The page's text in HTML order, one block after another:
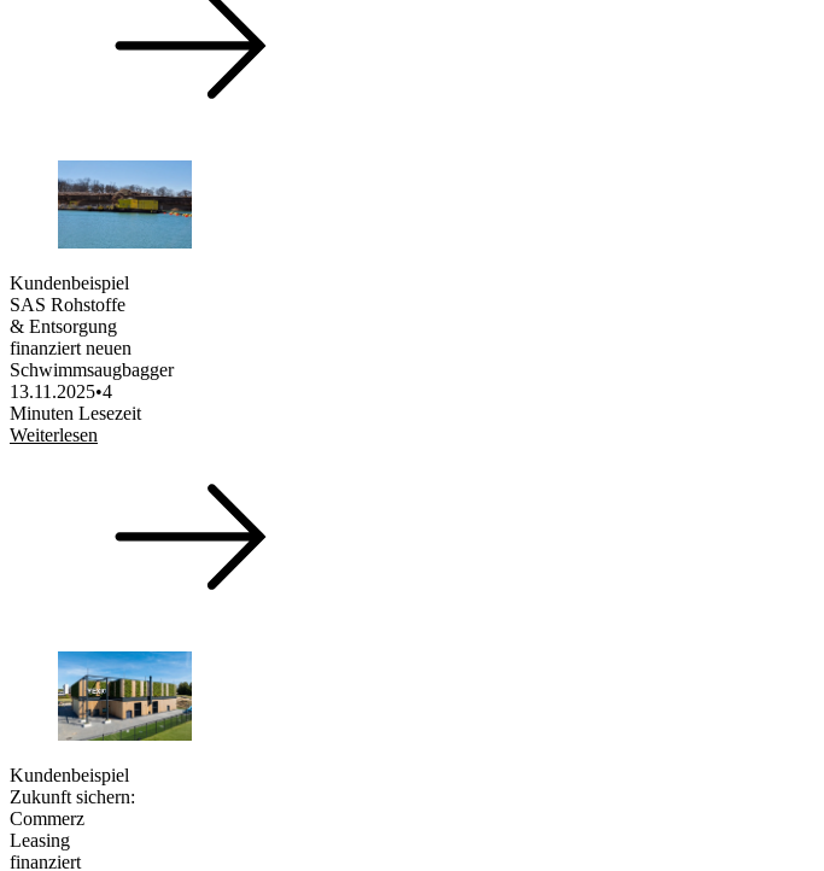
Kundenbeispiel
SAS Rohstoffe
& Entsorgung
finanziert neuen
Schwimmsaugbagger
13.11.2025•4
Minuten Lesezeit
Weiterlesen
Kundenbeispiel
Zukunft sichern:
Commerz
Leasing
finanziert